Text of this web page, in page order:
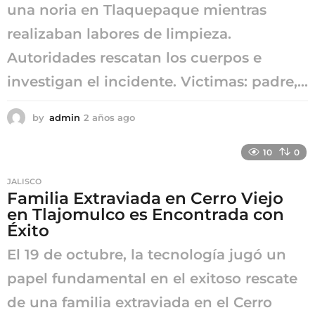
una noria en Tlaquepaque mientras
realizaban labores de limpieza.
Autoridades rescatan los cuerpos e
investigan el incidente. Victimas: padre,...
by admin 2 años ago
g
o
10 0
JALISCO
Familia Extraviada en Cerro Viejo
en Tlajomulco es Encontrada con
Éxito
El 19 de octubre, la tecnología jugó un
papel fundamental en el exitoso rescate
de una familia extraviada en el Cerro